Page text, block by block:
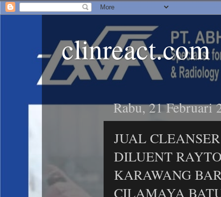
clinreact.com
Rabu, 21 Februari
JUAL
DILUENT
KARAWANG
CILAMAYA